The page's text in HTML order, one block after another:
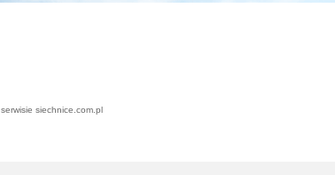
siechnice.com.pl